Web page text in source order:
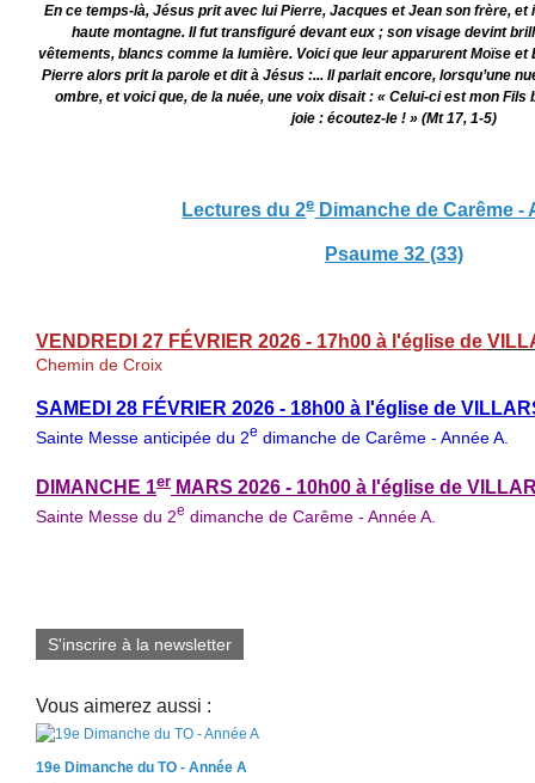
En ce temps-là, Jésus prit avec lui Pierre, Jacques et Jean son frère, et
haute montagne. Il fut transfiguré devant eux ; son visage devint
vêtements, blancs comme la lumière. Voici que leur apparurent Moïse et
Pierre alors prit la parole et dit à Jésus :... Il parlait encore, lorsqu’une
ombre, et voici que, de la nuée, une voix disait : « Celui-ci est mon Fils
joie : écoutez-le ! » (Mt 17, 1-5)
Lectures du 2eDimanche de Carême -
Psaume 32 (33)
VENDREDI 27 FÉVRIER 2026 - 17h00 à l'église de
Chemin de Croix
SAMEDI 28 FÉVRIER 2026 - 18h00 à l'église de
Sainte Messe anticipée du 2e dimanche de Carême - Année A.
DIMANCHE 1er MARS 2026 - 10h00 à l'église de
Sainte Messe du 2e dimanche de Carême - Année A.
S'inscrire à la newsletter
Vous aimerez aussi :
19e Dimanche du TO - Année A